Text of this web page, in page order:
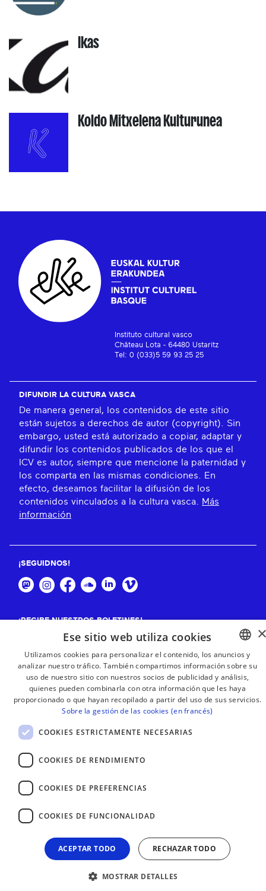
Ikas
Koldo Mitxelena Kulturunea
Instituto cultural vasco
Château Lota - 64480 Ustaritz
Tel: 0 (033)5 59 93 25 25
DIFUNDIR LA CULTURA VASCA
De manera general, los contenidos de este sitio
están sujetos a derechos de autor (copyright). Sin
embargo, usted está autorizado a copiar, adaptar y
difundir los contenidos publicados de los que el
ICV es autor, siempre que mencione la paternidad y
los comparta en las mismas condiciones. En
efecto, deseamos facilitar la difusión de los
contenidos vinculados a la cultura vasca.
Más
información
¡SEGUIDNOS!
¡RECIBE NUESTROS BOLETINES!
AVISO LEGAL CONTACTO
BASQUE
FRENCH
Ese sitio web utiliza cookies
Utilizamos cookies para personalizar el contenido, los anuncios y
analizar nuestro tráfico. También compartimos información sobre su
uso de nuestro sitio con nuestros socios de publicidad y análisis,
quienes pueden combinarla con otra información que les haya
proporcionado o que hayan recopilado a partir del uso de sus servicios.
Sobre la gestión de las cookies (en francés)
COOKIES ESTRICTAMENTE NECESARIAS
COOKIES DE RENDIMIENTO
COOKIES DE PREFERENCIAS
COOKIES DE FUNCIONALIDAD
ACEPTAR TODO RECHAZAR TODO
MOSTRAR DETALLES